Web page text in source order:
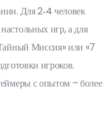
Для 2‑4 человек
игр, а для
Миссия» или «7
игроков.
с опытом – более